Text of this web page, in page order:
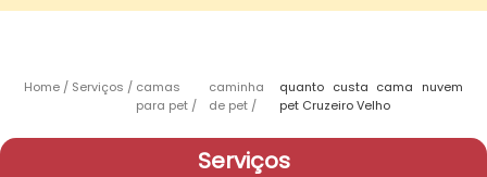
Home Serviços
camas
para pet
caminha
de pet
quanto custa cama nuvem
pet Cruzeiro Velho
Serviços